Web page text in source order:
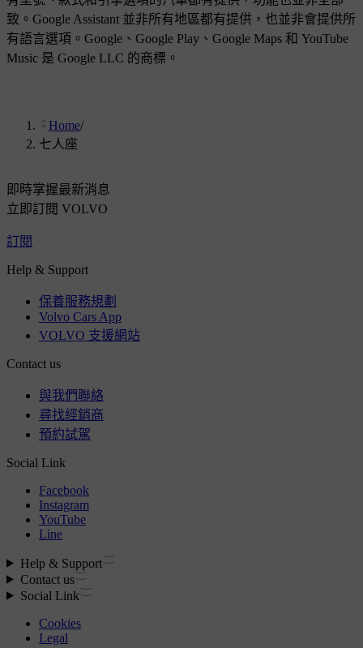
致。Google Assistant 並非所有地區都有提供，也並非會提供所
有語言選項。Google、Google Play、Google Maps 和 YouTube
Music 是 Google LLC 的商標。
Home/
七人座